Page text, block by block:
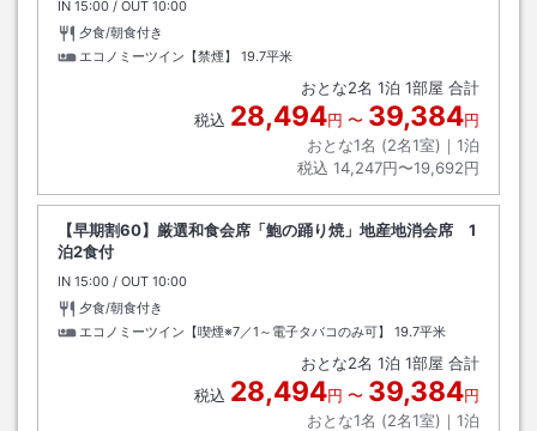
IN チェックイン
15:00 / OUT チェックアウト
10:00
夕食/朝食付き
エコノミーツイン【禁煙】
19.7平米
おとな2名 1泊 1部屋 合計
税込 28,494円 〜 39,384円
おとな1名 (2名1室)｜ 1泊
税込 14,247円〜19,692円
【早期割60】厳選和食会席「鮑の踊り焼」地産地消会席 1
泊2食付
IN チェックイン
15:00 / OUT チェックアウト
10:00
夕食/朝食付き
エコノミーツイン【喫煙※7／1～電子タバコのみ可】
19.7平米
おとな2名 1泊 1部屋 合計
税込 28,494円 〜 39,384円
おとな1名 (2名1室)｜ 1泊